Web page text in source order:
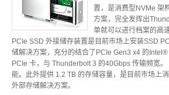
固件 / 驱动程序
软件 App
置，是消费型NVMe 架
方案，完全发挥出
单就可以进行档案的高
PCIe SSD 外接储存装置是目前市场上安装SSD
储解决方案，充分的结合了PCIe Gen3 x4 的
PCIe 卡，与 Thunderbolt 3 的40Gbps 传输频宽
能。此外提供 1.2 TB 的存储容量，是目前市场上
外部存储解决方案。